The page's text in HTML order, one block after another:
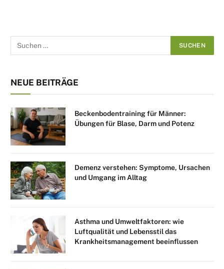
NEUE BEITRÄGE
Beckenbodentraining für Männer:
Übungen für Blase, Darm und Potenz
Demenz verstehen: Symptome, Ursachen
und Umgang im Alltag
Asthma und Umweltfaktoren: wie
Luftqualität und Lebensstil das
Krankheitsmanagement beeinflussen